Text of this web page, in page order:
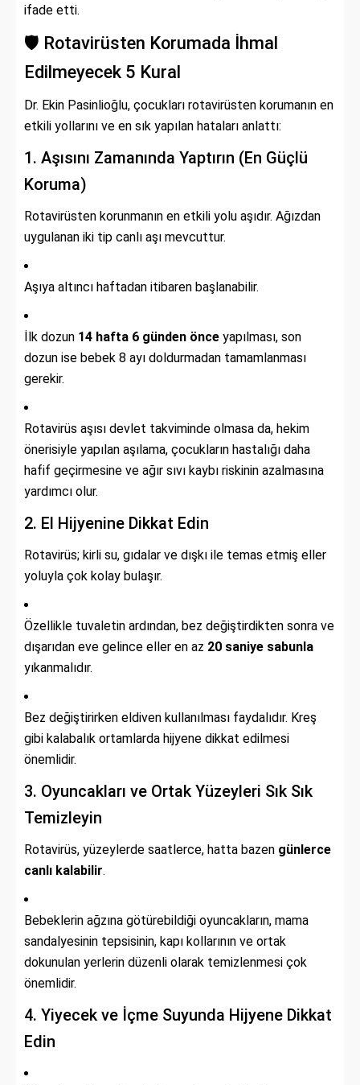
ifade etti.
🛡️ Rotavirüsten Korumada İhmal
Edilmeyecek 5 Kural
Dr. Ekin Pasinlioğlu, çocukları rotavirüsten korumanın en
etkili yollarını ve en sık yapılan hataları anlattı:
1. Aşısını Zamanında Yaptırın (En Güçlü
Koruma)
Rotavirüsten korunmanın en etkili yolu aşıdır. Ağızdan
uygulanan iki tip canlı aşı mevcuttur.
Aşıya altıncı haftadan itibaren başlanabilir.
İlk dozun 14 hafta 6 günden önce yapılması, son
dozun ise bebek 8 ayı doldurmadan tamamlanması
gerekir.
Rotavirüs aşısı devlet takviminde olmasa da, hekim
önerisiyle yapılan aşılama, çocukların hastalığı daha
hafif geçirmesine ve ağır sıvı kaybı riskinin azalmasına
yardımcı olur.
2. El Hijyenine Dikkat Edin
Rotavirüs; kirli su, gıdalar ve dışkı ile temas etmiş eller
yoluyla çok kolay bulaşır.
Özellikle tuvaletin ardından, bez değiştirdikten sonra ve
dışarıdan eve gelince eller en az 20 saniye sabunla
yıkanmalıdır.
Bez değiştirirken eldiven kullanılması faydalıdır. Kreş
gibi kalabalık ortamlarda hijyene dikkat edilmesi
önemlidir.
3. Oyuncakları ve Ortak Yüzeyleri Sık Sık
Temizleyin
Rotavirüs, yüzeylerde saatlerce, hatta bazen günlerce
canlı kalabilir.
Bebeklerin ağzına götürebildiği oyuncakların, mama
sandalyesinin tepsisinin, kapı kollarının ve ortak
dokunulan yerlerin düzenli olarak temizlenmesi çok
önemlidir.
4. Yiyecek ve İçme Suyunda Hijyene Dikkat
Edin